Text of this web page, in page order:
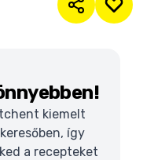
kiemelt
így
a recepteket